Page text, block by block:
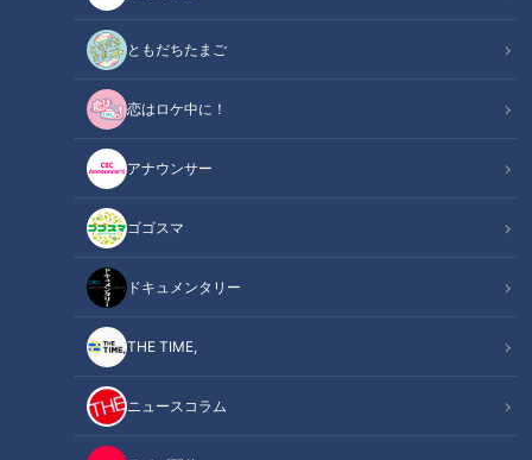
ともだちたまご
恋はロケ中に！
アナウンサー
ゴゴスマ
ドキュメンタリー
THE TIME,
ニュースコラム
この記事の画像（全7枚）
記事に戻る
この記事を見たあなたへのおすすめ